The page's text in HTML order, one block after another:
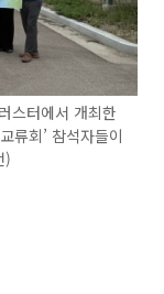
스터에서 개최한
류회’ 참석자들이
)